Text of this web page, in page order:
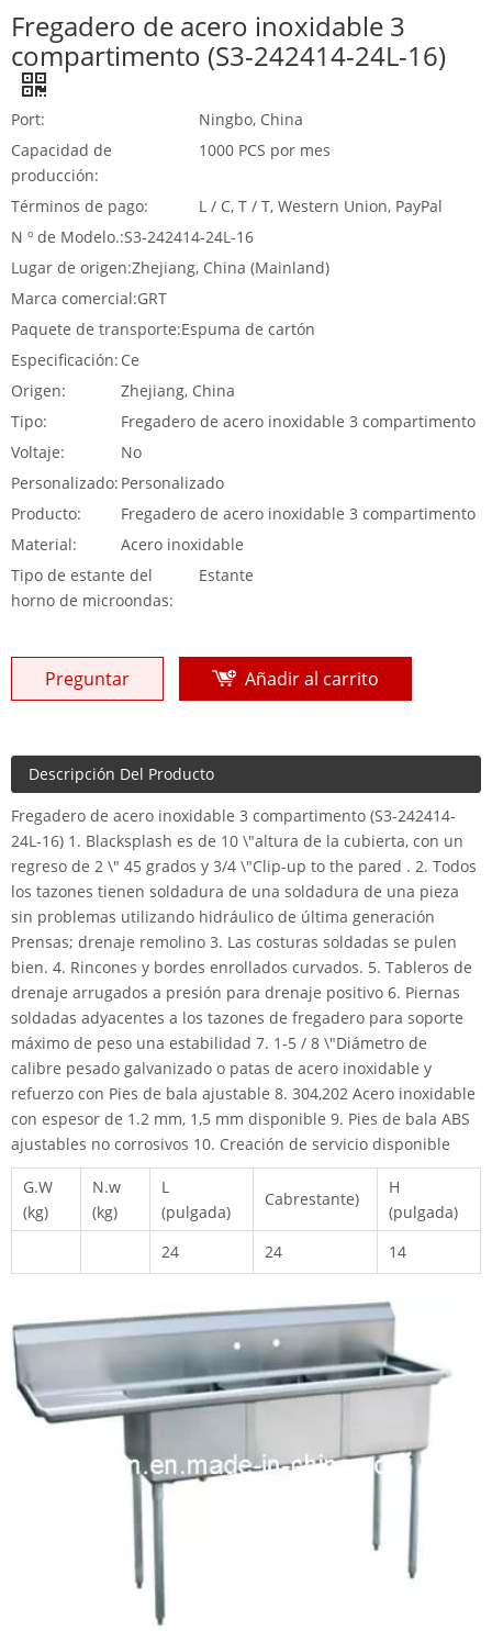
Fregadero de acero inoxidable 3
compartimento (S3-242414-24L-16)
Port:
Ningbo, China
Capacidad de
producción:
1000 PCS por mes
Términos de pago:
L / C, T / T, Western Union, PayPal
N º de Modelo.:S3-242414-24L-16
Lugar de origen:Zhejiang, China (Mainland)
Marca comercial:GRT
Paquete de transporte:Espuma de cartón
Especificación: Ce
Origen:
Zhejiang, China
Tipo:
Fregadero de acero inoxidable 3 compartimento
Voltaje:
No
Personalizado: Personalizado
Producto:
Fregadero de acero inoxidable 3 compartimento
Material:
Acero inoxidable
Tipo de estante del
horno de microondas:
Estante
Preguntar Añadir al carrito
Descripción Del Producto
Fregadero de acero inoxidable 3 compartimento (S3-242414-
24L-16) 1. Blacksplash es de 10 \"altura de la cubierta, con un
regreso de 2 \" 45 grados y 3/4 \"Clip-up to the pared . 2. Todos
los tazones tienen soldadura de una soldadura de una pieza
sin problemas utilizando hidráulico de última generación
Prensas; drenaje remolino 3. Las costuras soldadas se pulen
bien. 4. Rincones y bordes enrollados curvados. 5. Tableros de
drenaje arrugados a presión para drenaje positivo 6. Piernas
soldadas adyacentes a los tazones de fregadero para soporte
máximo de peso una estabilidad 7. 1-5 / 8 \"Diámetro de
calibre pesado galvanizado o patas de acero inoxidable y
refuerzo con Pies de bala ajustable 8. 304,202 Acero inoxidable
con espesor de 1.2 mm, 1,5 mm disponible 9. Pies de bala ABS
ajustables no corrosivos 10. Creación de servicio disponible
G.W
(kg)
N.w
(kg)
L
(pulgada)
Cabrestante)
H
(pulgada)
24
24 14